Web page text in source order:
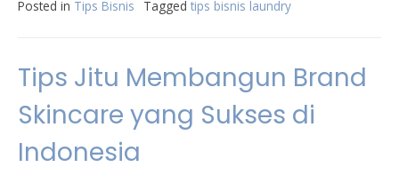
Posted in Tips Bisnis Tagged tips bisnis laundry
Tips Jitu Membangun Brand
Skincare yang Sukses di
Indonesia